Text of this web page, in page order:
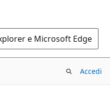
e Microsoft Edge
Accedi